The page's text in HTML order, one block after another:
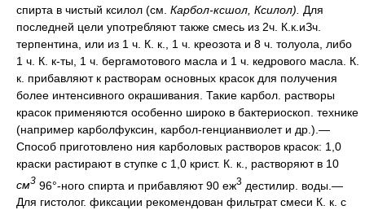
спирта в чистый ксилол (см. Карбол-ксшол, Ксилол). Для
последней цели употребляют также смесь из 2ч. К.к.иЗч.
терпентина, или из 1 ч. К. к., 1 ч. креозота и 8 ч. толуола, либо
1 ч. К. к-ты, 1 ч. бергамотового масла и 1 ч. кедрового масла. К.
к. прибавляют к растворам основных красок для получения
более интенсивного окрашивания. Такие карбол. растворы
красок применяются особенно широко в бактериоскоп. технике
(например карболфуксин, карбол-генцианвиолет и др.).—
Способ приготовлено ния карболовых растворов красок: 1,0
краски растирают в ступке с 1,0 крист. К. к., растворяют в 10
см3 96°-ного спирта и прибавляют 90 еж3 дестилир. воды.—
Для гистолог. фиксации рекомендован фильтрат смеси К. к. с